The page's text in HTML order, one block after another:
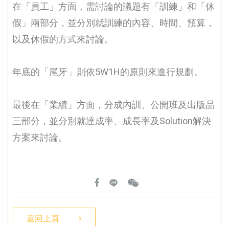
在「員工」方面，需討論的議題有「訓練」和「休
假」兩部分，並分別就訓練的內容、時間、預算，
以及休假的方式來討論。
年底的「尾牙」則依5W1H的原則來進行規劃。
最後在「業績」方面，分成內訓、公開班及出版品
三部分，並分別就達成率、成長率及Solution解決
方案來討論。
返回上頁